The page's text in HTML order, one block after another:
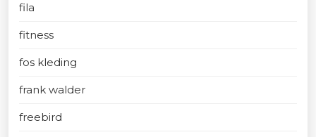
fila
fitness
fos kleding
frank walder
freebird